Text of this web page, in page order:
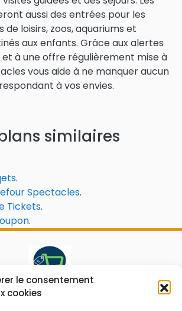
le consentement
cookies
aussi des entrées pour les
loisirs, zoos, aquariums et
aux enfants. Grâce aux alertes
à une offre régulièrement mise à
vous aide à ne manquer aucun
à vos envies.
similaires
.
Spectacles.
Tickets.
.
prix peut être réduit !